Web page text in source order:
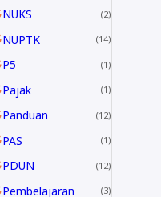
NUKS 2
NUPTK 14
P5 1
Pajak 1
Panduan 12
PAS 1
PDUN 12
Pembelajaran 3